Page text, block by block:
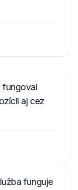
fungoval
aj cez
funguje